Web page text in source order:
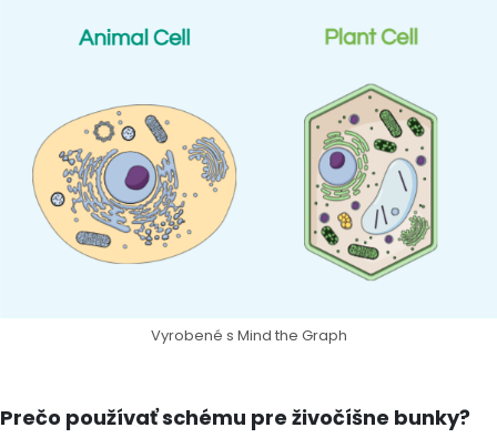
Vyrobené s Mind the Graph
Prečo používať schému pre živočíšne bunky?